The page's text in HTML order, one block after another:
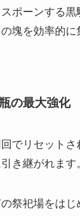
ポーンする黒
塊を効率的
の最大強化
でリセット
き継がれます
祭祀場をはじ